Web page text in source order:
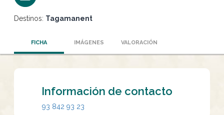
Destinos: Tagamanent
FICHA IMÁGENES VALORACIÓN
Información de contacto
93 842 93 23